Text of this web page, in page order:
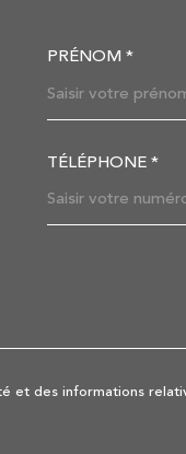
PRÉNOM *
TÉLÉPHONE *
et des informations